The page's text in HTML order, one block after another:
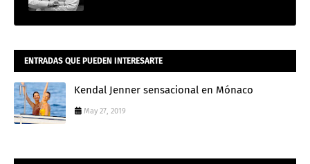
ENTRADAS QUE PUEDEN INTERESARTE
Kendal Jenner sensacional en Mónaco
May 27, 2019